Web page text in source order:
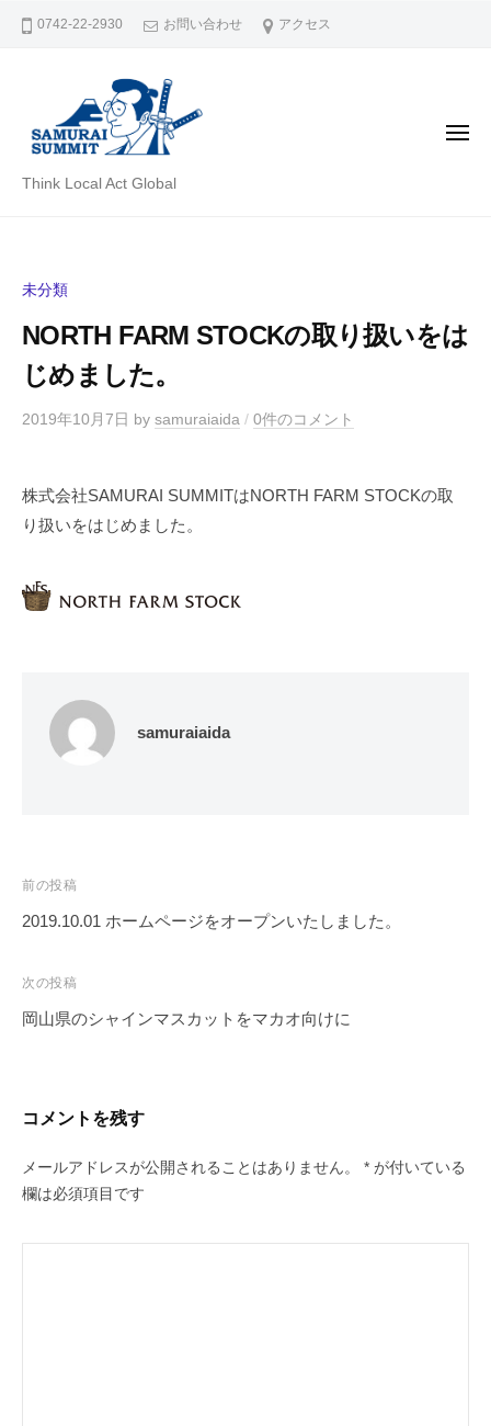
0742-22-2930 お問い合わせ アクセス
株
A
M
R
I
S
M
M
Think Local Act Global
メ
未分類
NORTH FARM STOCKの取り扱いをは
じめました。
2019年10月7日 by samuraiaida / 0件のコメント
株式会社SAMURAI SUMMITはNORTH FARM STOCKの取
り扱いをはじめました。
samuraiaida
稿
ナ
ョ
ン
前の投稿
2019.10.01 ホームページをオープンいたしました。
次の投稿
岡山県のシャインマスカットをマカオ向けに
コメントを残す
メールアドレスが公開されることはありません。 * が付いている
欄は必須項目です
式
A
M
U
S
M
M
T